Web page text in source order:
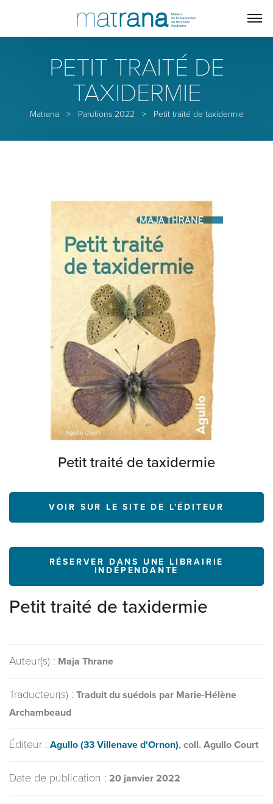
PETIT TRAITÉ DE
TAXIDERMIE
Matrana> Parutions 2022 > Petit traité de taxidermie
Petit traité de taxidermie
VOIR SUR LE SITE DE L'ÉDITEUR
RÉSERVER DANS UNE LIBRAIRIE
INDÉPENDANTE
Petit traité de taxidermie
Auteur(s) : Maja Thrane
Traducteur(s) : Traduit du suédois par Marie-Hélène
Archambeaud
Éditeur : Agullo (33 Villenave d'Ornon), coll. Agullo Court
Date de publication : 20 janvier 2022